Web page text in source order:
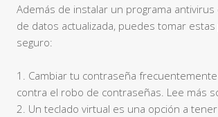
Además de instalar un programa
de datos actualizada, puedes tomar
seguro:
1. Cambiar tu contraseña
contra el robo de contraseñas. Lee más
2. Un teclado virtual es una opción a